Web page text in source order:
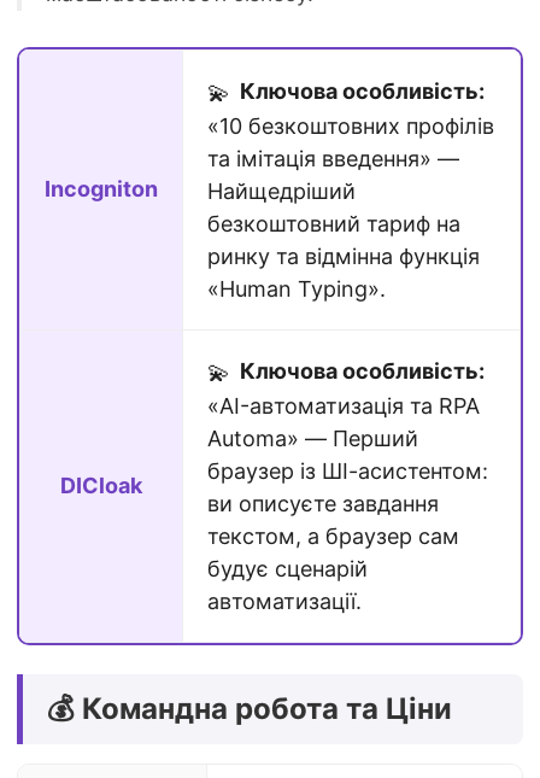
Incogniton
💫 Ключова особливість:
«10 безкоштовних профілів
та імітація введення» —
Найщедріший
безкоштовний тариф на
ринку та відмінна функція
«Human Typing».
DICloak
💫 Ключова особливість:
«AI-автоматизація та RPA
Automa» — Перший
браузер із ШІ-асистентом:
ви описуєте завдання
текстом, а браузер сам
будує сценарій
автоматизації.
💰 Командна робота та Ціни